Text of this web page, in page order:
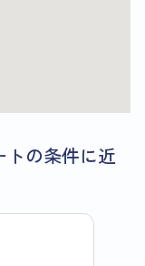
の条件に近